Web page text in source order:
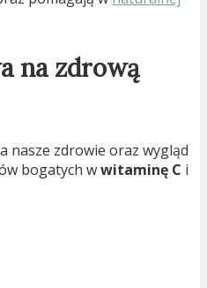
na zdrową
nasze zdrowie oraz wygląd
bogatych wwitaminę C i